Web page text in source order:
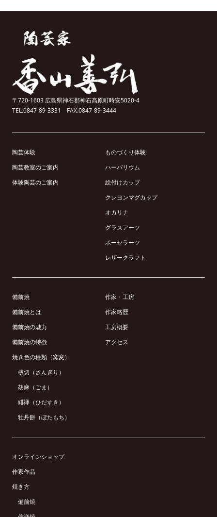
〒720-1603 広島県神石郡神石高原町時安5020-4
TEL.0847-89-3331 FAX.0847-89-3444
陶芸体験
陶芸教室のご案内
体験陶芸のご案内
ものづくり体験
ハーバリウム
絵付けカップ
クレヨンマグカップ
オカリナ
グラスアーツ
ポーセラーツ
レザークラフト
備前焼
備前焼とは
備前焼の魅力
備前焼の特徴
焼き色の種類（窯変）
桟切（さんぎり）
胡麻（ごま）
緋襷（ひだすき）
牡丹餅（ぼたもち）
作家・工房
作家略歴
工房概要
アクセス
オンラインショップ
作家作品
焼き方
備前焼